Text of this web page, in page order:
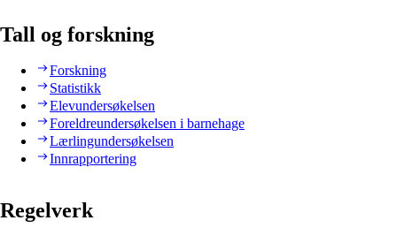
Tall og forskning
Forskning
Statistikk
Elevundersøkelsen
Foreldreundersøkelsen i barnehage
Lærlingundersøkelsen
Innrapportering
Regelverk